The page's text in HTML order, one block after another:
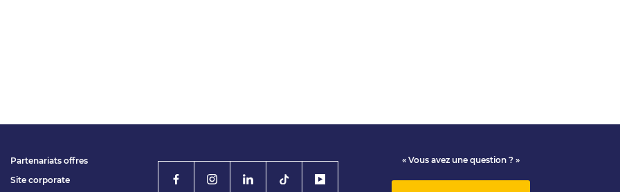
Partenariats offres
Site corporate
« Vous avez une question ? »